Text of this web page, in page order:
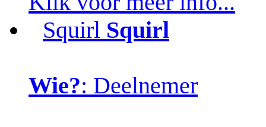
Squirl Squirl
Wie?: Deelnemer